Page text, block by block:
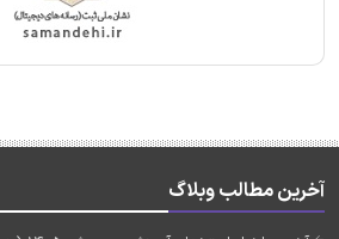
آخرین مطالب وبلاگ